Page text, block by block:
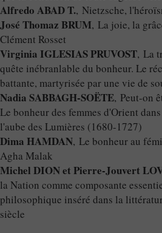
Alfredo ABAD T., Nietzsche,
José Thomaz BRUM, La joie, la
Clément Rosset
Virginia IGLESIAS PRUVOST, La
quête inébranlable du bonheur. Le
battante, martyrisée par une vie de
Nadia SABBAGH-SOËTE, Peut-on
Le bonheur des femmes d'Orient
l'aube des Lumières (1680-1727)
Dima HAMDAN, Le bonheur au
Agha Malak
Michel DION et Pierre-Jouvert
la Nation comme composante
philosophique inséré dans la
siècle